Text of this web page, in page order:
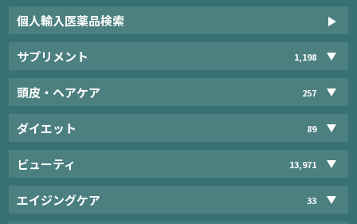
個人輸入医薬品検索
サプリメント 1,198
頭皮・ヘアケア 257
ダイエット 89
ビューティ 13,971
エイジングケア 33